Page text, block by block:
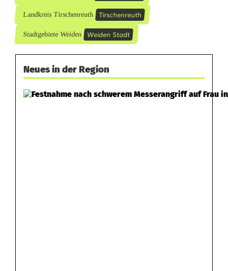
Landkreis Tirschenreuth Tirschenreuth
Stadtgebiete Weiden Weiden Stadt
Neues in der Region